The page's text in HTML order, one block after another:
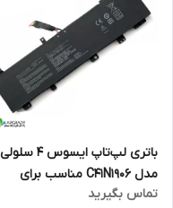
باتری لپ‌تاپ ایسوس 4 سلولی
مدل C41N1906 مناسب برای
لپ‌تاپ ASUS TUF Gamingتماس بگیرید